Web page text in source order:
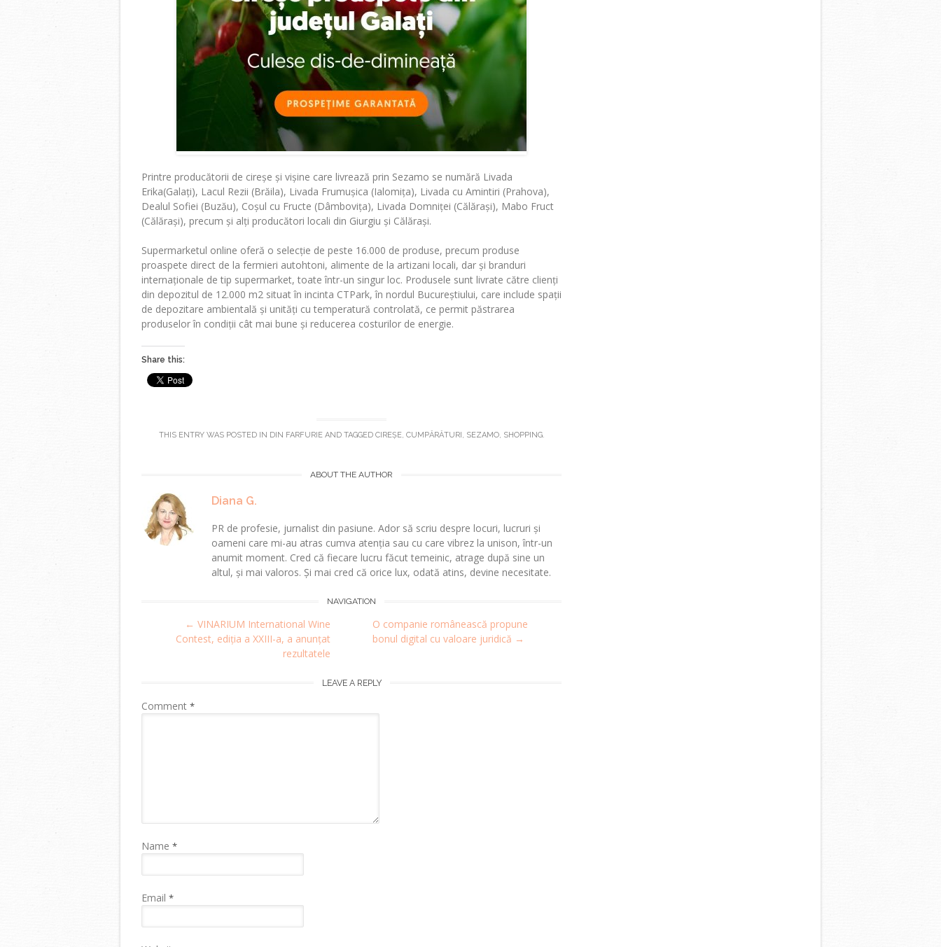
Printre producătorii de cireșe și vișine care livrează prin Sezamo se numără Livada
Erika(Galați), Lacul Rezii (Brăila), Livada Frumușica (Ialomița), Livada cu Amintiri (Prahova),
Dealul Sofiei (Buzău), Coșul cu Fructe (Dâmbovița), Livada Domniței (Călărași), Mabo Fruct
(Călărași), precum și alți producători locali din Giurgiu și Călărași.
Supermarketul online oferă o selecție de peste 16.000 de produse, precum produse
proaspete direct de la fermieri autohtoni, alimente de la artizani locali, dar și branduri
internaționale de tip supermarket, toate într-un singur loc. Produsele sunt livrate către clienți
din depozitul de 12.000 m2 situat în incinta CTPark, în nordul Bucureștiului, care include spații
de depozitare ambientală și unități cu temperatură controlată, ce permit păstrarea
produselor în condiții cât mai bune și reducerea costurilor de energie.
Share this:
THIS ENTRY WAS POSTED IN DIN FARFURIEAND TAGGED CIREȘE, CUMPĂRĂTURI , SEZAMO, SHOPPING.
ABOUT THE AUTHOR
Diana G.
PR de profesie, jurnalist din pasiune. Ador să scriu despre locuri, lucruri și
oameni care mi-au atras cumva atenția sau cu care vibrez la unison, într-un
anumit moment. Cred că fiecare lucru făcut temeinic, atrage după sine un
altul, și mai valoros. Și mai cred că orice lux, odată atins, devine necesitate.
navigation
NAVIGATION
← VINARIUM International Wine
Contest, ediția a XXIII-a, a anunțat
rezultatele
O companie românească propune
bonul digital cu valoare juridică →
LEAVE A REPLY
Comment *
Name *
Email *